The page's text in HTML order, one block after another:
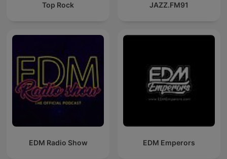
Top Rock JAZZ.FM91
EDM Radio Show EDM Emperors